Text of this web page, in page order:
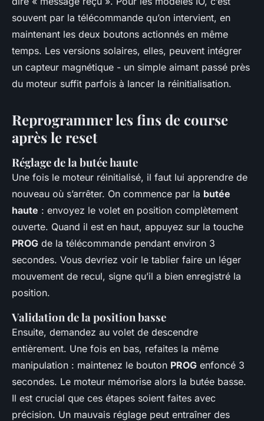
souvent par la télécommande qu’on intervient, en
maintenant les deux boutons actionnés en même
temps. Les versions solaires, elles, peuvent intégrer
un capteur magnétique - un simple aimant passé près
du moteur suffit parfois à lancer la réinitialisation.
Reprogrammer les fins de course
après le reset
Réglage de la butée haute
Une fois le moteur réinitialisé, il faut lui apprendre de
nouveau où s’arrêter. On commence par la butée
haute : envoyez le volet en position complètement
ouverte. Quand il est en haut, appuyez sur la touche
PROG de la télécommande pendant environ 3
secondes. Vous devriez voir le tablier faire un léger
mouvement de recul, signe qu’il a bien enregistré la
position.
Validation de la position basse
Ensuite, demandez au volet de descendre
entièrement. Une fois en bas, refaites la même
manipulation : maintenez le bouton PROG enfoncé 3
secondes. Le moteur mémorise alors la butée basse.
Il est crucial que ces étapes soient faites avec
précision. Un mauvais réglage peut entraîner des